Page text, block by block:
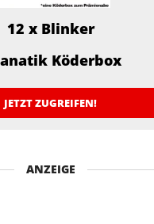
12 x Blinker
Köderbox
JETZT ZUGREIFEN!
ANZEIGE